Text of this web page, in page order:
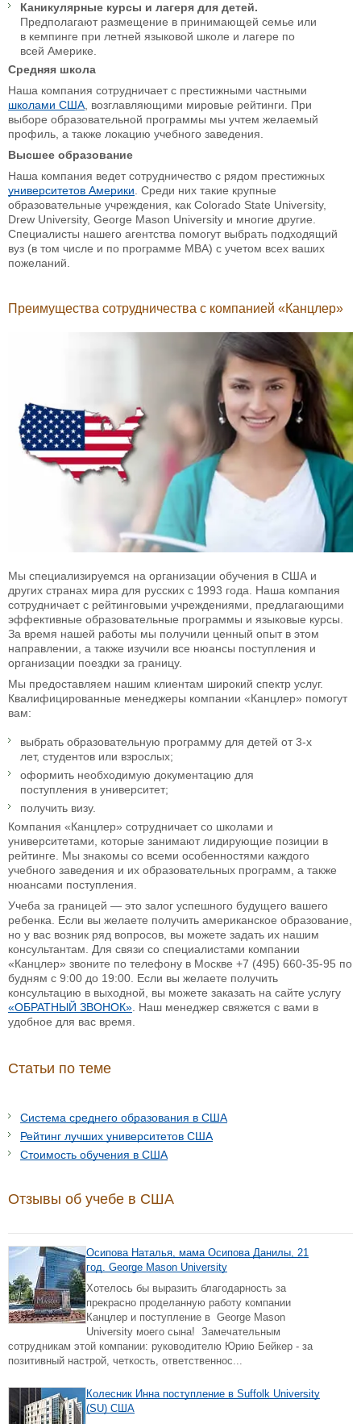
Каникулярные курсы и лагеря для детей.
Предполагают размещение в принимающей семье или
в кемпинге при летней языковой школе и лагере по
всей Америке.
Средняя школа
Наша компания сотрудничает с престижными частными
школами США, возглавляющими мировые рейтинги. При
выборе образовательной программы мы учтем желаемый
профиль, а также локацию учебного заведения.
Высшее образование
Наша компания ведет сотрудничество с рядом престижных
университетов Америки. Среди них такие крупные
образовательные учреждения, как Colorado State University,
Drew University, George Mason University и многие другие.
Специалисты нашего агентства помогут выбрать подходящий
вуз (в том числе и по программе МВА) с учетом всех ваших
пожеланий.
Преимущества сотрудничества с компанией «Канцлер»
Мы специализируемся на организации обучения в США и
других странах мира для русских с 1993 года. Наша компания
сотрудничает с рейтинговыми учреждениями, предлагающими
эффективные образовательные программы и языковые курсы.
За время нашей работы мы получили ценный опыт в этом
направлении, а также изучили все нюансы поступления и
организации поездки за границу.
Мы предоставляем нашим клиентам широкий спектр услуг.
Квалифицированные менеджеры компании «Канцлер» помогут
вам:
выбрать образовательную программу для детей от 3-х
лет, студентов или взрослых;
оформить необходимую документацию для
поступления в университет;
получить визу.
Компания «Канцлер» сотрудничает со школами и
университетами, которые занимают лидирующие позиции в
рейтинге. Мы знакомы со всеми особенностями каждого
учебного заведения и их образовательных программ, а также
нюансами поступления.
Учеба за границей — это залог успешного будущего вашего
ребенка. Если вы желаете получить американское образование,
но у вас возник ряд вопросов, вы можете задать их нашим
консультантам. Для связи со специалистами компании
«Канцлер» звоните по телефону в Москве +7 (495) 660-35-95 по
будням с 9:00 до 19:00. Если вы желаете получить
консультацию в выходной, вы можете заказать на сайте услугу
«ОБРАТНЫЙ ЗВОНОК». Наш менеджер свяжется с вами в
удобное для вас время.
Статьи по теме
Система среднего образования в США
Рейтинг лучших университетов США
Стоимость обучения в США
Отзывы об учебе в США
Осипова Наталья, мама Осипова Данилы, 21
год. George Mason University
Хотелось бы выразить благодарность за
прекрасно проделанную работу компании
Канцлер и поступление в George Mason
University моего сына! Замечательным
сотрудникам этой компании: руководителю Юрию Бейкер - за
позитивный настрой, четкость, ответственнос...
Колесник Инна поступление в Suffolk University
(SU) США